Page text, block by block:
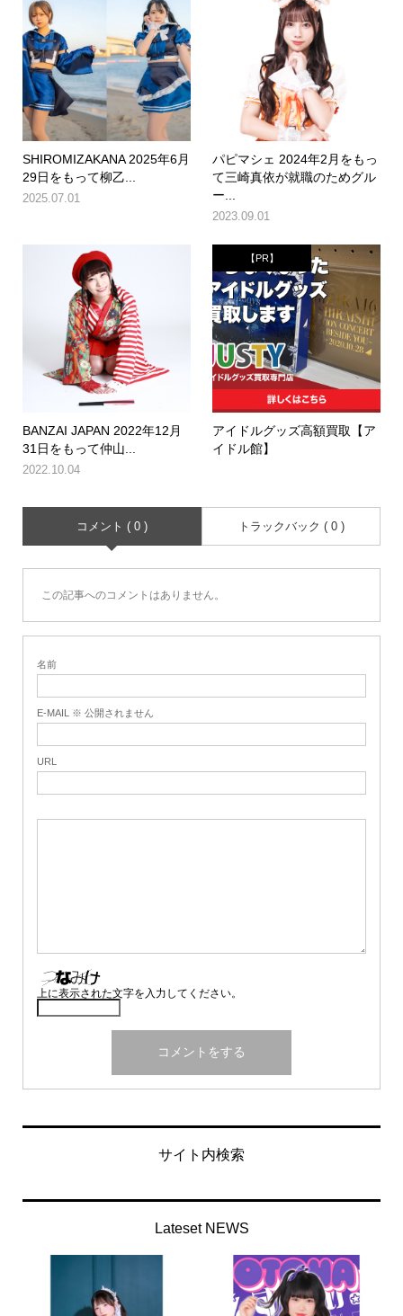
SHIROMIZAKANA 2025年6月
29日をもって柳乙...
2025.07.01
パピマシェ 2024年2月をもっ
て三崎真依が就職のためグル
ー...
2023.09.01
BANZAI JAPAN 2022年12月
31日をもって仲山...
2022.10.04
【PR】
アイドルグッズ高額買取【ア
イドル館】
コメント ( 0 ) トラックバック ( 0 )
この記事へのコメントはありません。
名前
E-MAIL ※ 公開されません
URL
上に表示された文字を入力してください。
サイト内検索
Lateset NEWS